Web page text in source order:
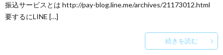
振込サービスとは http://pay-blog.line.me/archives/21173012.html
要するにLINE […]
続きを読む